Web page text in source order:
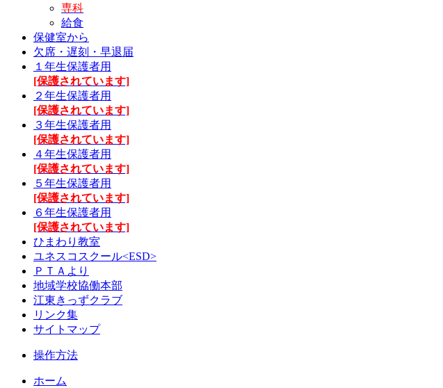
専科
給食
保健室から
欠席・遅刻・早退届
１年生保護者用
[保護されています]
２年生保護者用
[保護されています]
３年生保護者用
[保護されています]
４年生保護者用
[保護されています]
５年生保護者用
[保護されています]
６年生保護者用
[保護されています]
ひまわり教室
ユネスコスクール<ESD>
ＰＴＡより
地域学校協働本部
江東きっずクラブ
リンク集
サイトマップ
操作方法
ホーム